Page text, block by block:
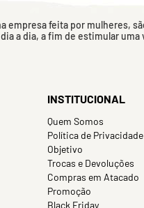
empresa feita por mulheres,
a dia, a fim de estimular
INSTITUCIONAL
Quem Somos
Política de Privacidade
Objetivo
Trocas e Devoluções
Compras em Atacado
Promoção
Black Friday